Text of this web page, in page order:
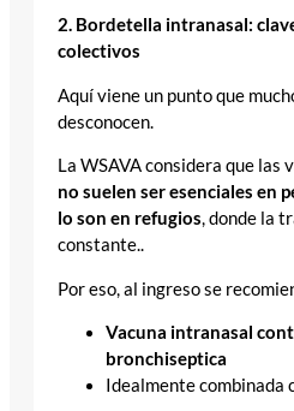
2. Bordetella intranasal:
colectivos
Aquí viene un punto que
desconocen.
La WSAVA considera que las
no suelen ser esenciales en
lo son en refugios, donde la
constante..
Por eso, al ingreso se
Vacuna intranasal
bronchiseptica
Idealmente combinada